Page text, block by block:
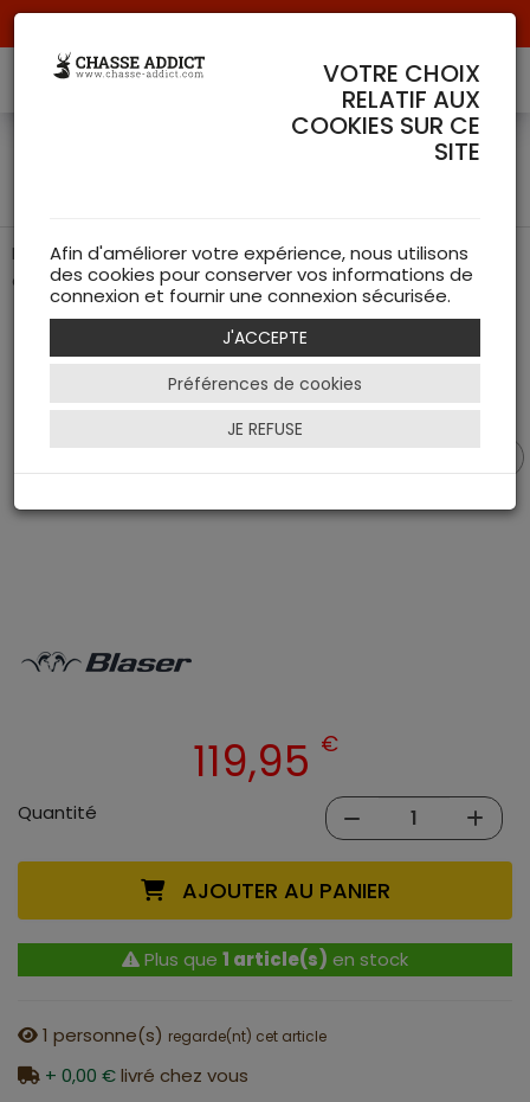
Fourreau Blaser Essential
Housse de protection robuste et zippée pour carabine
de chasse.
119,95 €
Quantité
AJOUTER AU PANIER
Plus que 1 article(s) en stock
1 personne(s) regarde(nt) cet article
+ 0,00 €livré chez vous
VOTRE CHOIX
RELATIF AUX
COOKIES SUR CE
SITE
Afin d'améliorer votre expérience, nous utilisons
des cookies pour conserver vos informations de
connexion et fournir une connexion sécurisée.
J'ACCEPTE
Préférences de cookies
JE REFUSE